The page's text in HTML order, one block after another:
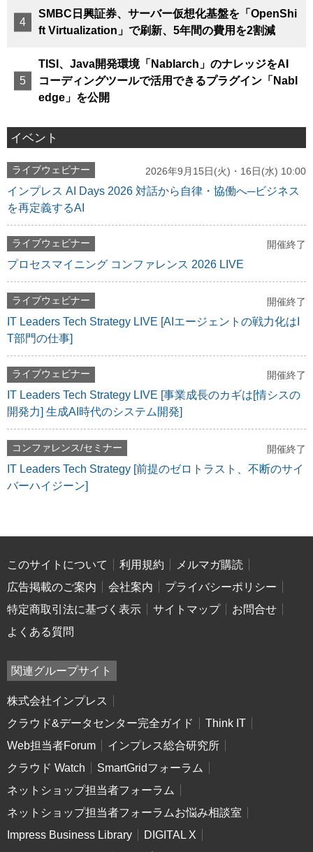
SMBC日興証券、サーバー仮想化基盤を「OpenShi
ft Virtualization」で刷新、5年間の費用を2割減
TISI、Java開発環境「Nablarch」のナレッジをAI
コーディングツールで活用できるプラグイン「Nabl
edge」を公開
イベント
ライブウェビナー 2026年9月15日(火)・16日(水) 10:00
インプレス AI Days 2026 対話から自律・協働へ─ビジネス
を再定義するAI
ライブウェビナー 開催終了
プロセスマイニング コンファレンス 2026 LIVE
ライブウェビナー 開催終了
IT Leaders Tech Strategy LIVE [AIエージェントの戦力化はI
T部門の仕事]
ライブウェビナー 開催終了
IT Leaders Tech Strategy LIVE [事業成長のカギは[情シスの
開発力] 生成AI時代のシステム開発]
コンファレンス/セミナー 開催終了
IT Leaders Tech Strategy [前提のゼロトラスト、不断のサイ
バーハイジーン]
このサイトについて 利用規約
メルマガ購読
広告掲載のご案内
会社案内
プライバシーポリシー
特定商取引法に基づく表示
サイトマップ
お問合せ
よくある質問
関連グループサイト
株式会社インプレス
クラウド&データセンター完全ガイド
Think IT
Web担当者Forum
インプレス総合研究所
クラウド Watch
SmartGridフォーラム
ネットショップ担当者フォーラム
ネットショップ担当者フォーラムお悩み相談室
Impress Business Library
DIGITAL X